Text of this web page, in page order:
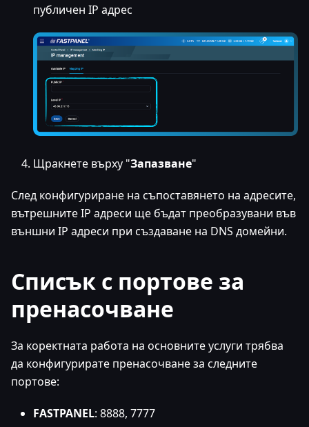
публичен IP адрес
Щракнете върху "Запазване"
След конфигуриране на съпоставянето на адресите,
вътрешните IP адреси ще бъдат преобразувани във
външни IP адреси при създаване на DNS домейни.
Списък с портове за
пренасочване
За коректната работа на основните услуги трябва
да конфигурирате пренасочване за следните
портове:
FASTPANEL: 8888, 7777